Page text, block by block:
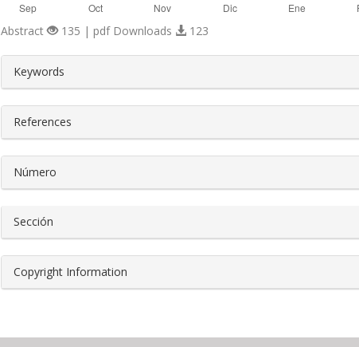
Abstract 135 | pdf Downloads 123
Keywords
References
Número
Sección
Copyright Information